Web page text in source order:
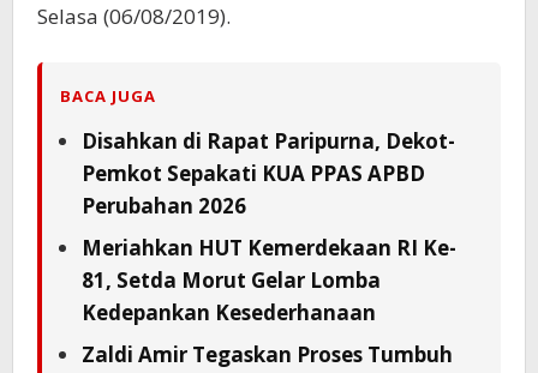
Selasa (06/08/2019).
BACA JUGA
Disahkan di Rapat Paripurna, Dekot-
Pemkot Sepakati KUA PPAS APBD
Perubahan 2026
Meriahkan HUT Kemerdekaan RI Ke-
81, Setda Morut Gelar Lomba
Kedepankan Kesederhanaan
Zaldi Amir Tegaskan Proses Tumbuh